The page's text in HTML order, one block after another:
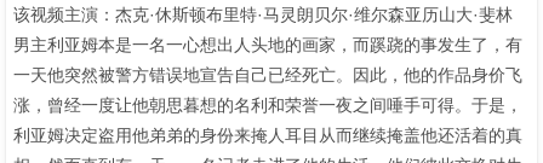
该视频主演：杰克·休斯顿布里特·马灵朗贝尔·维尔森亚历山大·斐林
男主利亚姆本是一名一心想出人头地的画家，而蹊跷的事发生了，有
一天他突然被警方错误地宣告自己已经死亡。因此，他的作品身价飞
涨，曾经一度让他朝思暮想的名利和荣誉一夜之间唾手可得。于是，
利亚姆决定盗用他弟弟的身份来掩人耳目从而继续掩盖他还活着的真